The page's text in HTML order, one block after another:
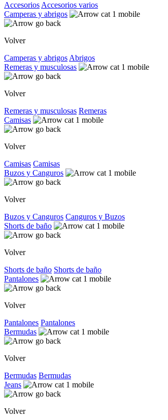
Accesorios Accesorios varios
Camperas y abrigos
Volver
Camperas y abrigos Abrigos
Remeras y musculosas
Volver
Remeras y musculosas Remeras
Camisas
Volver
Camisas Camisas
Buzos y Canguros
Volver
Buzos y Canguros Canguros y Buzos
Shorts de baño
Volver
Shorts de baño Shorts de baño
Pantalones
Volver
Pantalones Pantalones
Bermudas
Volver
Bermudas Bermudas
Jeans
Volver